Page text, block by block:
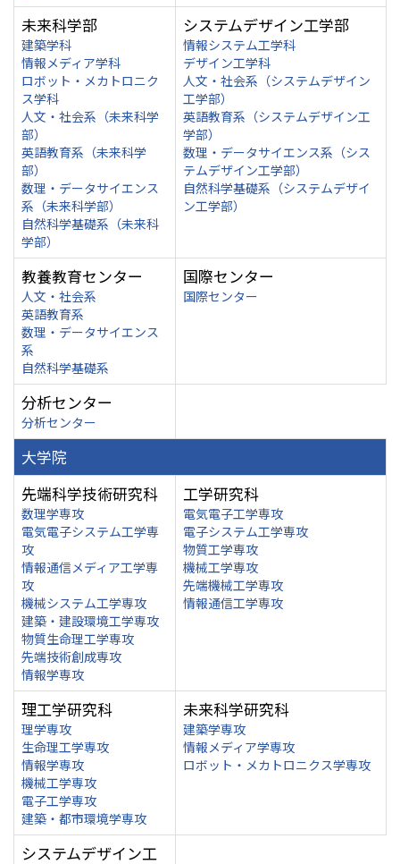
未来科学部
建築学科
情報メディア学科
ロボット・メカトロニク
ス学科
人文・社会系（未来科学
部）
英語教育系（未来科学
部）
数理・データサイエンス
系（未来科学部）
自然科学基礎系（未来科
学部）
システムデザイン工学部
情報システム工学科
デザイン工学科
人文・社会系（システムデザイン
工学部）
英語教育系（システムデザイン工
学部）
数理・データサイエンス系（シス
テムデザイン工学部）
自然科学基礎系（システムデザイ
ン工学部）
教養教育センター
人文・社会系
英語教育系
数理・データサイエンス
系
自然科学基礎系
国際センター
国際センター
分析センター
分析センター
大学院
先端科学技術研究科
数理学専攻
電気電子システム工学専
攻
情報通信メディア工学専
攻
機械システム工学専攻
建築・建設環境工学専攻
物質生命理工学専攻
先端技術創成専攻
情報学専攻
工学研究科
電気電子工学専攻
電子システム工学専攻
物質工学専攻
機械工学専攻
先端機械工学専攻
情報通信工学専攻
理工学研究科
理学専攻
生命理工学専攻
情報学専攻
機械工学専攻
電子工学専攻
建築・都市環境学専攻
未来科学研究科
建築学専攻
情報メディア学専攻
ロボット・メカトロニクス学専攻
システムデザイン工